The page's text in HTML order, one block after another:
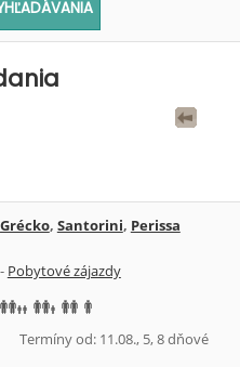
Grécko, Santorini, Perissa
- Pobytové zájazdy
Termíny od: 11.08., 5, 8 dňové